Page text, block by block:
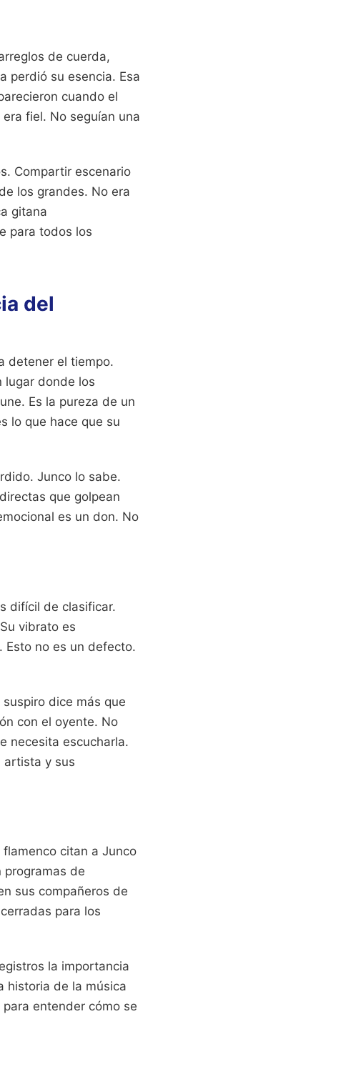
de cuerda,
perdió su esencia. Esa
cuando el
fiel. No seguían una
Compartir escenario
los grandes. No era
gitana
para todos los
del
detener el tiempo.
lugar donde los
Es la pureza de un
lo que hace que su
Junco lo sabe.
que golpean
es un don. No
difícil de clasificar.
vibrato es
Esto no es un defecto.
dice más que
con el oyente. No
necesita escucharla.
artista y sus
citan a Junco
programas de
sus compañeros de
para los
la importancia
historia de la música
entender cómo se